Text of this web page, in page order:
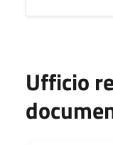
Ufficio